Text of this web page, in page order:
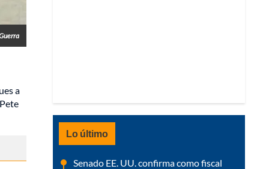
a
Lo último
Senado EE. UU. confirma como fiscal